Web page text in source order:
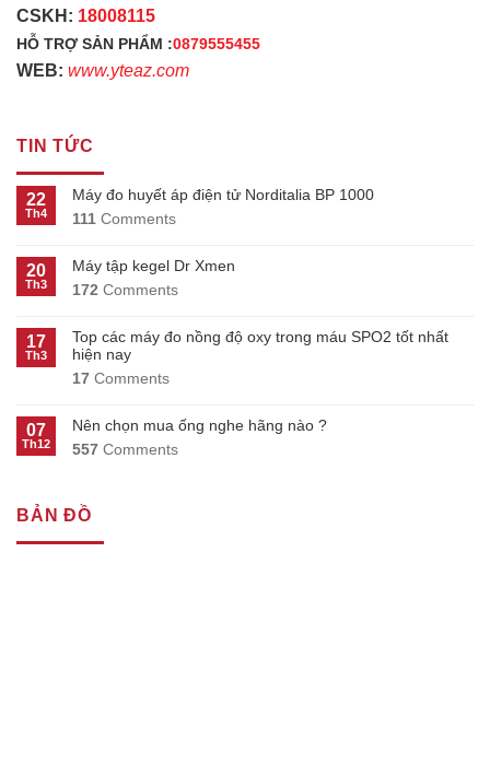
CSKH: 18008115
HỖ TRỢ SẢN PHẨM :0879555455
WEB: www.yteaz.com
TIN TỨC
22
Th4
Máy đo huyết áp điện tử Norditalia BP 1000
111 Comments
20
Th3
Máy tập kegel Dr Xmen
172 Comments
17
Th3
Top các máy đo nồng độ oxy trong máu SPO2 tốt nhất
hiện nay
17 Comments
07
Th12
Nên chọn mua ống nghe hãng nào ?
557 Comments
BẢN ĐỒ